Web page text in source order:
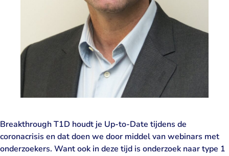
Breakthrough T1D houdt je Up-to-Date tijdens de
coronacrisis en dat doen we door middel van webinars met
onderzoekers. Want ook in deze tijd is onderzoek naar type 1